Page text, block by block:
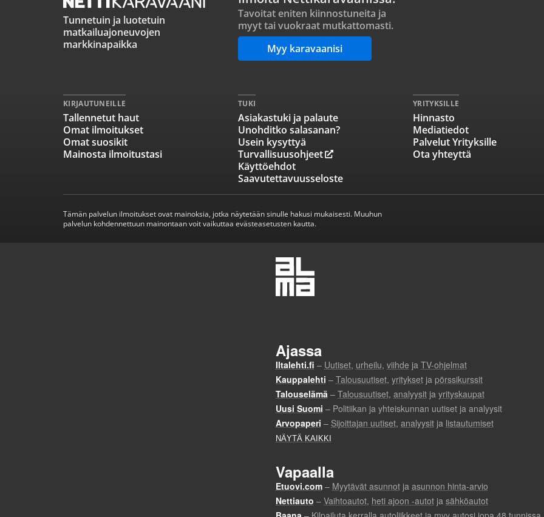
Tunnetuin ja luotetuin
matkailuajoneuvojen
markkinapaikka
Tavoitat eniten kiinnostuneita ja
myyt tai vuokraat mutkattomasti.
Myy karavaanisi
KIRJAUTUNEILLE
Tallennetut haut
Omat ilmoitukset
Omat suosikit
Mainosta ilmoitustasi
TUKI
Asiakastuki ja palaute
Unohditko salasanan?
Usein kysyttyä
Turvallisuusohjeet
Käyttöehdot
Saavutettavuusseloste
YRITYKSILLE
Hinnasto
Mediatiedot
Palvelut Yrityksille
Ota yhteyttä
Tämän palvelun ilmoitukset ovat mainoksia, jotka näytetään sinulle hakusi mukaisesti. Muuhun
palvelun kohdennettuun mainontaan voit vaikuttaa evästeasetusten kautta.